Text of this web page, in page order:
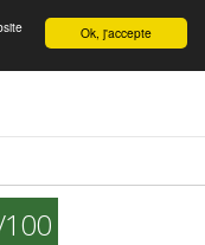
English Ok, j'accepte